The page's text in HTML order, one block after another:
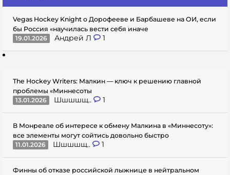
Vegas Hockey Knight о Дорофееве и Барбашеве на ОИ, если
бы Россия «научилась вести себя иначе
19.01.2026
Андрей Л 1
The Hockey Writers: Малкин — ключ к решению главной
проблемы «Миннесоты
13.01.2026
Шшшшщ.. 1
В Монреале об интересе к обмену Малкина в «Миннесоту»:
все элементы могут сойтись довольно быстро
11.01.2026
Шшшшщ.. 1
Финны об отказе российской лыжнице в нейтральном